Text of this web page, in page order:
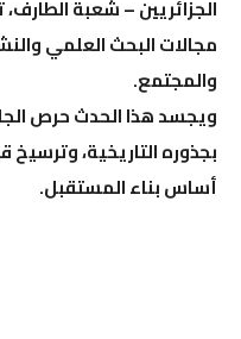
الجزائريين – شعبة
مجالات البحث العلمي
والمجتمع.
ويجسد هذا الحدث حرص
بجذوره التاريخية، وترسيخ
أساس بناء المستقبل.